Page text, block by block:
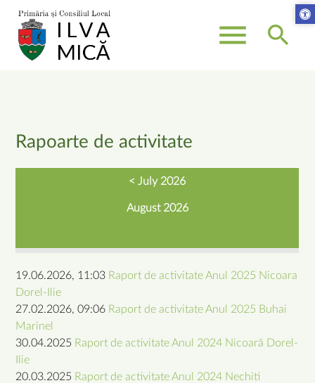
menu search
Rapoarte de activitate
< July 2026
August 2026
19.06.2026, 11:03 Raport de activitate Anul 2025 Nicoara
Dorel-Ilie
27.02.2026, 09:06 Raport de activitate Anul 2025 Buhai
Marinel
30.04.2025 Raport de activitate Anul 2024 Nicoară Dorel-
Ilie
20.03.2025 Raport de activitate Anul 2024 Nechiti